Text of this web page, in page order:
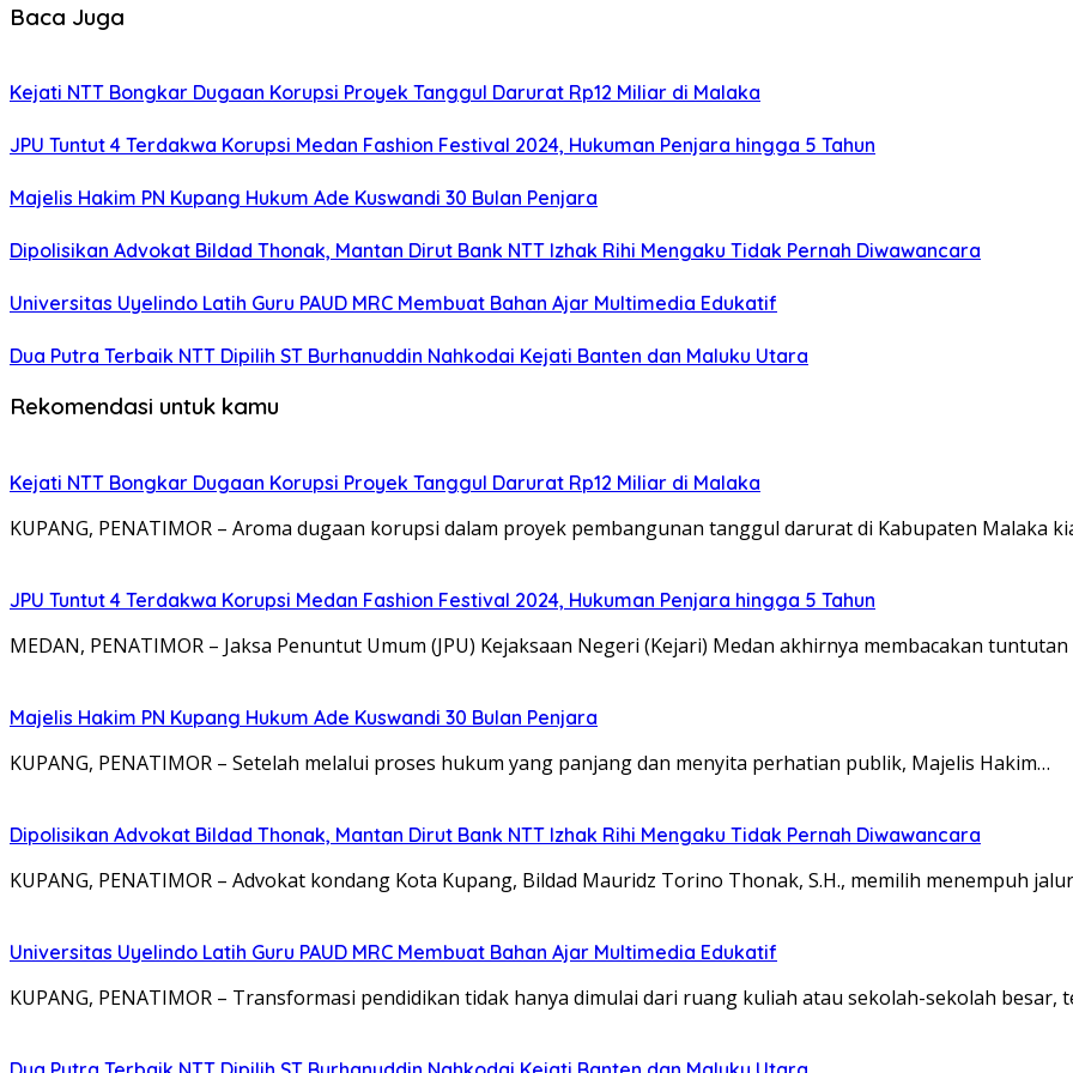
Baca Juga
Kejati NTT Bongkar Dugaan Korupsi Proyek Tanggul Darurat Rp12 Miliar di Malaka
JPU Tuntut 4 Terdakwa Korupsi Medan Fashion Festival 2024, Hukuman Penjara hingga 5 Tahun
Majelis Hakim PN Kupang Hukum Ade Kuswandi 30 Bulan Penjara
Dipolisikan Advokat Bildad Thonak, Mantan Dirut Bank NTT Izhak Rihi Mengaku Tidak Pernah Diwawancara
Universitas Uyelindo Latih Guru PAUD MRC Membuat Bahan Ajar Multimedia Edukatif
Dua Putra Terbaik NTT Dipilih ST Burhanuddin Nahkodai Kejati Banten dan Maluku Utara
Rekomendasi untuk kamu
Kejati NTT Bongkar Dugaan Korupsi Proyek Tanggul Darurat Rp12 Miliar di Malaka
KUPANG, PENATIMOR – Aroma dugaan korupsi dalam proyek pembangunan tanggul darurat di Kabupaten Malaka
JPU Tuntut 4 Terdakwa Korupsi Medan Fashion Festival 2024, Hukuman Penjara hingga 5 Tahun
MEDAN, PENATIMOR – Jaksa Penuntut Umum (JPU) Kejaksaan Negeri (Kejari) Medan akhirnya membacakan
Majelis Hakim PN Kupang Hukum Ade Kuswandi 30 Bulan Penjara
KUPANG, PENATIMOR – Setelah melalui proses hukum yang panjang dan menyita perhatian publik, Majelis Hakim…
Dipolisikan Advokat Bildad Thonak, Mantan Dirut Bank NTT Izhak Rihi Mengaku Tidak Pernah Diwawancara
KUPANG, PENATIMOR – Advokat kondang Kota Kupang, Bildad Mauridz Torino Thonak, S.H., memilih menempuh
Universitas Uyelindo Latih Guru PAUD MRC Membuat Bahan Ajar Multimedia Edukatif
KUPANG, PENATIMOR – Transformasi pendidikan tidak hanya dimulai dari ruang kuliah atau sekolah-sekolah besar,